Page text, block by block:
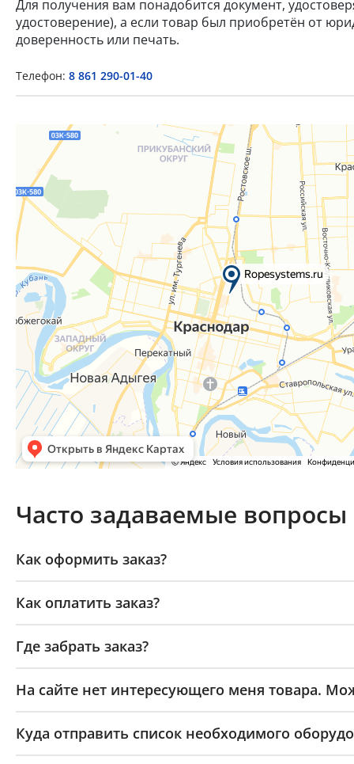
Для получения вам понадобится документ,
удостоверение), а если товар был приобретён от
доверенность или печать.
Телефон: 8 861 290-01-40
Часто задаваемые вопросы
Как оформить заказ?
Как оплатить заказ?
Где забрать заказ?
На сайте нет интересующего меня товара.
Куда отправить список необходимого